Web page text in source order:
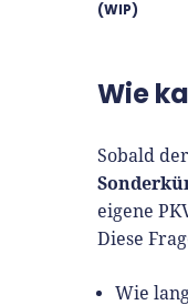
(WIP)
Wie
Sobald
eigene
Diese
Wie